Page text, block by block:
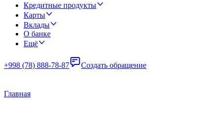
Кредитные продукты
Карты
Вклады
О банке
Ещё
+998 (78) 888-78-87 Создать обращение
Главная